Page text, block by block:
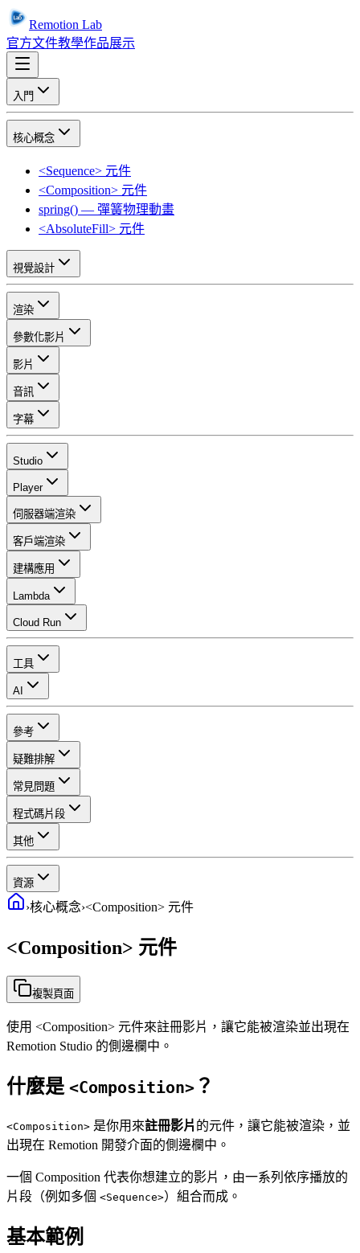
Remotion Lab
官方文件教學作品展示
入門
核心概念
<Sequence> 元件
<Composition> 元件
spring() — 彈簧物理動畫
<AbsoluteFill> 元件
視覺設計
渲染
參數化影片
影片
音訊
字幕
Studio
Player
伺服器端渲染
客戶端渲染
建構應用
Lambda
Cloud Run
工具
AI
參考
疑難排解
常見問題
程式碼片段
其他
資源
›核心概念›<Composition> 元件
<Composition> 元件
複製頁面
使用 <Composition> 元件來註冊影片，讓它能被渲染並出現在
Remotion Studio 的側邊欄中。
什麼是 <Composition> ？
<Composition> 是你用來註冊影片 的元件，讓它能被渲染，並
出現在 Remotion 開發介面的側邊欄中。
一個 Composition 代表你想建立的影片，由一系列依序播放的
片段（例如多個 <Sequence>）組合而成。
基本範例